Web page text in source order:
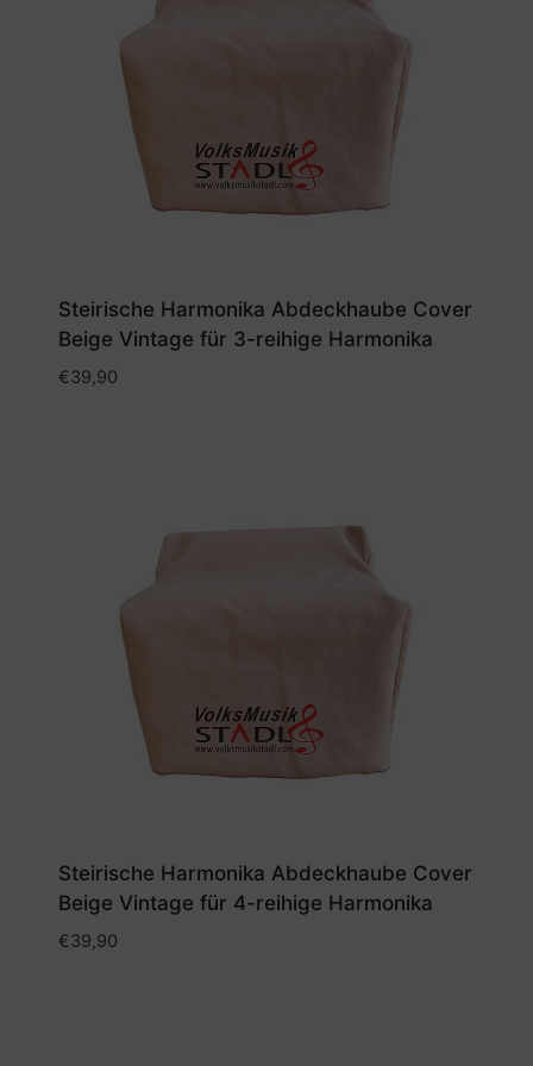
Steirische Harmonika Abdeckhaube Cover
Beige Vintage für 3-reihige Harmonika
€39,90
Steirische Harmonika Abdeckhaube Cover
Beige Vintage für 4-reihige Harmonika
€39,90